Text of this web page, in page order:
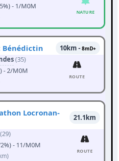
- 1/M0M
NATURE
Bénédictin 10km - 8mD+
(35)
- 2/M0M
ROUTE
Locronan-
21.1km
- 11/M0M
ROUTE